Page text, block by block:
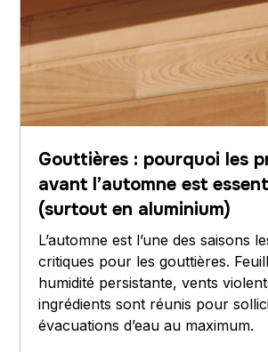
Gouttières : pourquoi les
avant l’automne est
(surtout en aluminium)
L’automne est l’une des saisons
critiques pour les gouttières.
humidité persistante, vents
ingrédients sont réunis pour
évacuations d’eau au maximum.